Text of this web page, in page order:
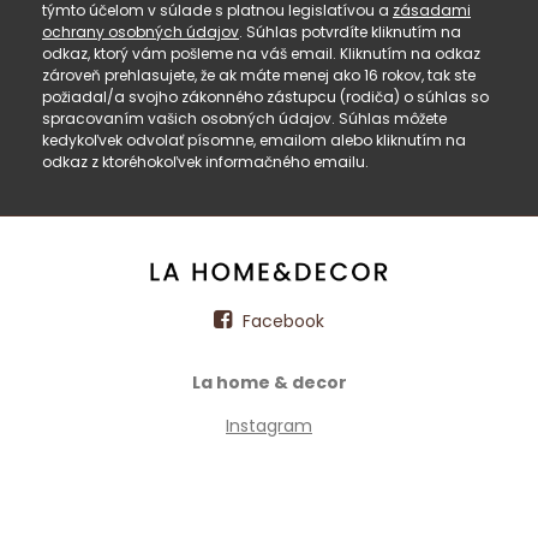
týmto účelom v súlade s platnou legislatívou a zásadami
ochrany osobných údajov. Súhlas potvrdíte kliknutím na
odkaz, ktorý vám pošleme na váš email. Kliknutím na odkaz
zároveň prehlasujete, že ak máte menej ako 16 rokov, tak ste
požiadal/a svojho zákonného zástupcu (rodiča) o súhlas so
spracovaním vašich osobných údajov. Súhlas môžete
kedykoľvek odvolať písomne, emailom alebo kliknutím na
odkaz z ktoréhokoľvek informačného emailu.
Facebook
La home & decor
Instagram